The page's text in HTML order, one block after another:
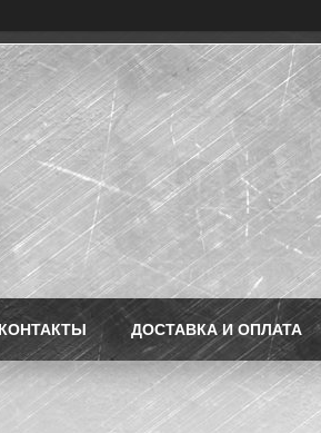
КОНТАКТЫ ДОСТАВКА И ОПЛАТА